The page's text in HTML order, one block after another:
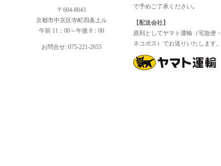
〒604-8043
京都市中京区寺町四条上ル
午前 11：00～午後 8：00
お問合せ: 075-221-2655
で予めご了承ください｡
【配送会社】
原則としてヤマト運輸（宅急便
ネコポス）でお送りいたします